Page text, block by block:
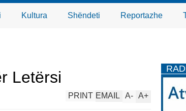
Kultura Shëndeti Reportazhe
Letërsi
A+
A-
EMAIL
PRINT